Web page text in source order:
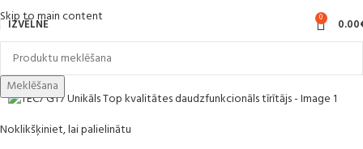
Skip to main content
IZVĒLNE 0 0.00
Meklēšana
Noklikšķiniet, lai palielinātu